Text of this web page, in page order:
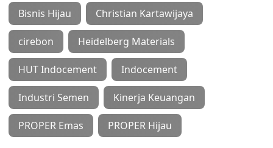
Bisnis Hijau Christian Kartawijaya
cirebon Heidelberg Materials
HUT Indocement Indocement
Industri Semen Kinerja Keuangan
PROPER Emas PROPER Hijau